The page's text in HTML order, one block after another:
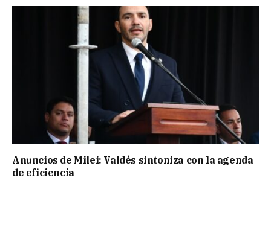
Anuncios de Milei: Valdés sintoniza con la agenda
de eficiencia